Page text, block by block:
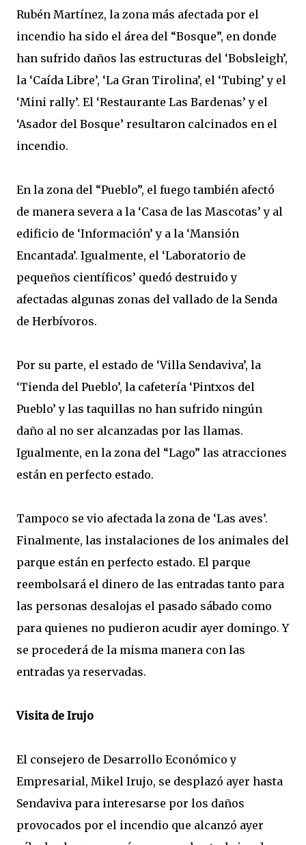
Rubén Martínez, la zona más afectada por el
incendio ha sido el área del “Bosque”, en donde
han sufrido daños las estructuras del ‘Bobsleigh’,
la ‘Caída Libre’, ‘La Gran Tirolina’, el ‘Tubing’ y el
‘Mini rally’. El ‘Restaurante Las Bardenas’ y el
‘Asador del Bosque’ resultaron calcinados en el
incendio.
En la zona del “Pueblo”, el fuego también afectó
de manera severa a la ‘Casa de las Mascotas’ y al
edificio de ‘Información’ y a la ‘Mansión
Encantada’. Igualmente, el ‘Laboratorio de
pequeños científicos’ quedó destruido y
afectadas algunas zonas del vallado de la Senda
de Herbívoros.
Por su parte, el estado de ‘Villa Sendaviva’, la
‘Tienda del Pueblo’, la cafetería ‘Pintxos del
Pueblo’ y las taquillas no han sufrido ningún
daño al no ser alcanzadas por las llamas.
Igualmente, en la zona del “Lago” las atracciones
están en perfecto estado.
Tampoco se vio afectada la zona de ‘Las aves’.
Finalmente, las instalaciones de los animales del
parque están en perfecto estado. El parque
reembolsará el dinero de las entradas tanto para
las personas desalojas el pasado sábado como
para quienes no pudieron acudir ayer domingo. Y
se procederá de la misma manera con las
entradas ya reservadas.
Visita de Irujo
El consejero de Desarrollo Económico y
Empresarial, Mikel Irujo, se desplazó ayer hasta
Sendaviva para interesarse por los daños
provocados por el incendio que alcanzó ayer